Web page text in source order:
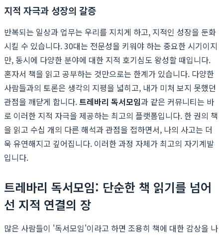
지적 자극과 성장의 갈증
반복되는 일상과 업무는 우리를 지치게 하고, 지적인 성장을 둔화
시킬 수 있습니다. 30대는 전문성을 키워야 하는 중요한 시기이지
만, 동시에 다양한 분야에 대한 지적 호기심도 왕성할 때입니다.
혼자서 책을 읽고 공부하는 것만으로는 한계가 있습니다. 다양한
사람들과의 토론은 생각의 지평을 넓히고, 내가 미처 보지 못했던
관점을 깨닫게 합니다.트레바리 독서모임과 같은 커뮤니티는 바
로 이러한 지적 자극을 제공하는 최고의 플랫폼입니다. 한 권의 책
을 읽고 수십 개의 다른 해석과 관점을 접하면서, 나의 사고는 더
욱 유연해지고 깊어집니다. 이러한 과정 자체가 최고의 자기계발
입니다.
트레바리 독서모임: 단순한 책 읽기를 넘어
선 지적 연결의 장
많은 사람들이 '독서모임'이라고 하면 조용히 책에 대한 감상을 나